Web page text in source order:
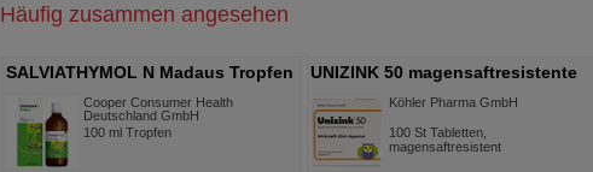
Häufig zusammen angesehen
SALVIATHYMOL N Madaus Tropfen
Cooper Consumer Health
Deutschland GmbH
100 ml Tropfen
UNIZINK 50 magensaftresistente
Tabletten
Köhler Pharma GmbH
100 St Tabletten,
magensaftresistent